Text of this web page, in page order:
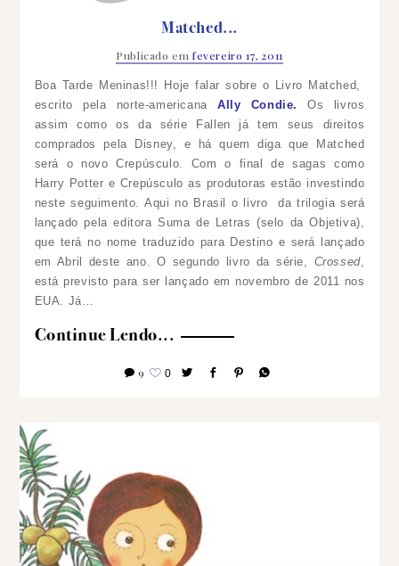
Matched...
Publicado em fevereiro 17, 2011
Boa Tarde Meninas!!! Hoje falar sobre o Livro Matched,
escrito pela norte-americanaAlly Condie.
Os livros
assim como os da série Fallen já tem seus direitos
comprados pela Disney, e há quem diga que Matched
será o novo Crepúsculo. Com o final de sagas como
Harry Potter e Crepúsculo as produtoras estão investindo
neste seguimento. Aqui no Brasil o livro da trilogia será
lançado pela editora Suma de Letras (selo da Objetiva),
que terá no nome traduzido para Destino e será lançado
em Abril deste ano. O segundo livro da série, Crossed,
está previsto para ser lançado em novembro de 2011 nos
EUA. Já…
Continue Lendo...
9 0